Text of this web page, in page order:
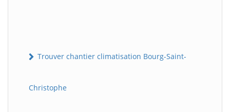
Trouver chantier climatisation Bourg-Saint-
Christophe